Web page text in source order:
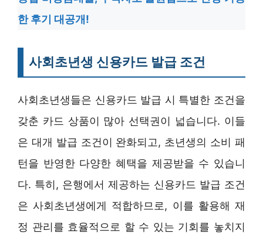
한 후기 대공개!
사회초년생 신용카드 발급 조건
사회초년생들은 신용카드 발급 시 특별한 조건을
갖춘 카드 상품이 많아 선택권이 넓습니다. 이들
은 대개 발급 조건이 완화되고, 초년생의 소비 패
턴을 반영한 다양한 혜택을 제공받을 수 있습니
다. 특히, 은행에서 제공하는 신용카드 발급 조건
은 사회초년생에게 적합하므로, 이를 활용해 재
정 관리를 효율적으로 할 수 있는 기회를 놓치지